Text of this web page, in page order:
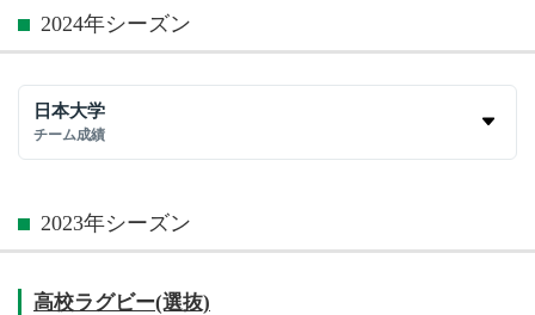
2024年シーズン
日本大学
チーム成績
2023年シーズン
高校ラグビー(選抜)